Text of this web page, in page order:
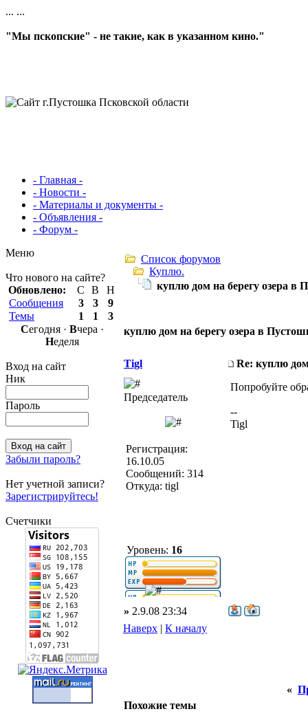
... ...
"Мы пскопские" - не такие, как в указанном кино."
- Главная -
- Новости -
- Материалы и документы -
- Объявления -
- Форум -
Меню
Что нового на сайте?
Обновлено:
С В
Н
Сообщения
3 3
9
Темы
1 1
3
Сегодня · Вчера ·
Неделя
Вход на сайт
Ник
Пароль
Забыли пароль?
Нет учетной записи?
Зарегистрируйтесь!
Счетчики
Список форумов
Куплю.
куплю дом на берегу озера в
куплю дом на берегу озера в
Tigl Re: куплю
Председатель
Регистрация:
16.10.05
Сообщений: 314
Откуда: tigl
Уровень: 16
Попробуйте
--
Tigl
» 2.9.08 23:34
Наверх | К началу
«
Похожие темы